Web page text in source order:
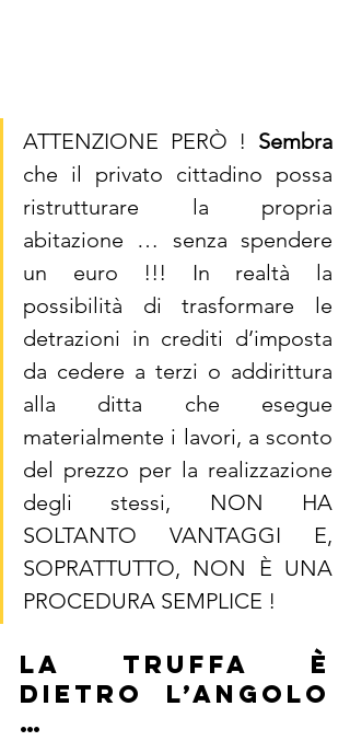
ATTENZIONE PERÒ ! Sembra
che il privato cittadino possa
ristrutturare la propria
abitazione … senza spendere
un euro !!! In realtà la
possibilità di trasformare le
detrazioni in crediti d’imposta
da cedere a terzi o addirittura
alla ditta che esegue
materialmente i lavori, a sconto
del prezzo per la realizzazione
degli stessi, NON HA
SOLTANTO VANTAGGI E,
SOPRATTUTTO, NON È UNA
PROCEDURA SEMPLICE !
LA TRUFFA È
DIETRO L’ANGOLO
…